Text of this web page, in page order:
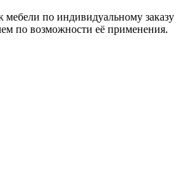
по индивидуальному заказу
по возможности её применения.